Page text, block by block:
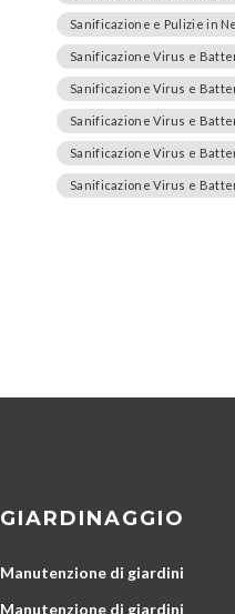
Sanificazione e Pulizie in
Sanificazione Virus e
Sanificazione Virus e
Sanificazione Virus e
Sanificazione Virus e
Sanificazione Virus e
GIARDINAGGIO
Manutenzione di giardini
Manutenzione di giardini